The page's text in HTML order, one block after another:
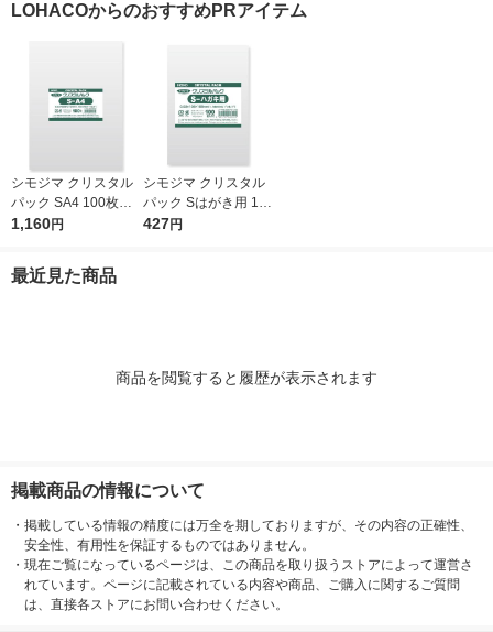
リジナル
LOHACOからのおすすめPRアイテム
シモジマ クリスタル
パック SA4 100枚入 6
739200 1袋(100枚入)
1,160円
シモジマ クリスタル
パック Sはがき用 100
枚入 6751700 1袋(10
427円
最近見た商品
商品を閲覧すると履歴が表示されます
掲載商品の情報について
・ 掲載している情報の精度には万全を期しておりますが、その内容の正確性、
安全性、有用性を保証するものではありません。
・ 現在ご覧になっているページは、この商品を取り扱うストアによって運営さ
れています。ページに記載されている内容や商品、ご購入に関するご質問
は、直接各ストアにお問い合わせください。